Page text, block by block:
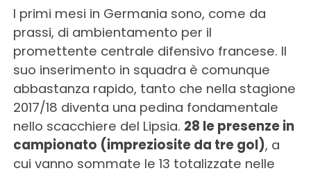
I primi mesi in Germania sono, come da
prassi, di ambientamento per il
promettente centrale difensivo francese. Il
suo inserimento in squadra è comunque
abbastanza rapido, tanto che nella stagione
2017/18 diventa una pedina fondamentale
nello scacchiere del Lipsia. 28 le presenze in
campionato (impreziosite da tre gol), a
cui vanno sommate le 13 totalizzate nelle